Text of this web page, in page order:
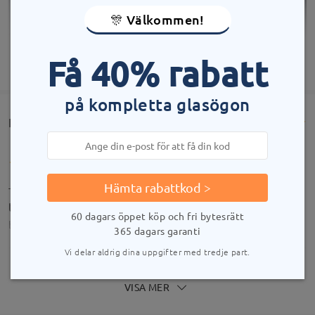
VISA MER
Kundrecensioner(65)
THEY ARE BEAUTIFUL, exactly what I pictured of
them, great purchase
by Ariela JimenezonAug 6 , 2026
VISA MER
🎊 Välkommen!
Få 40% rabatt
på kompletta glasögon
Hämta rabattkod >
60 dagars öppet köp och fri bytesrätt
365 dagars garanti
Vi delar aldrig dina uppgifter med tredje part.